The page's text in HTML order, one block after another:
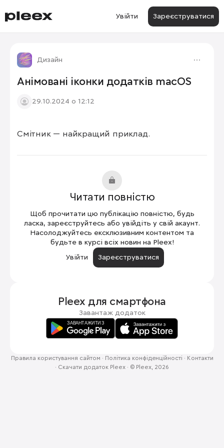
Увійти Зареєструватися
Дизайн
Анімовані іконки додатків macOS
29.10.2024 о 12:12
Смітник — найкращий приклад.
Читати повністю
Щоб прочитати цю публікацію повністю, будь
ласка, зареєструйтесь або увійдіть у свій акаунт.
Насолоджуйтесь ексклюзивним контентом та
будьте в курсі всіх новин на Pleex!
Увійти
Зареєструватися
Pleex для смартфона
Завантаж додаток
Правила користування сайтом · Політика конфіденційності · Контакти
· Скачати додаток Pleex · © Pleex, 2026